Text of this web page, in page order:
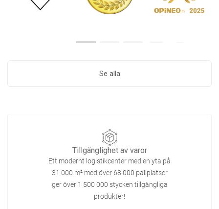
Se alla
Tillgänglighet av varor
Ett modernt logistikcenter med en yta på
31 000 m² med över 68 000 pallplatser
ger över 1 500 000 stycken tillgängliga
produkter!